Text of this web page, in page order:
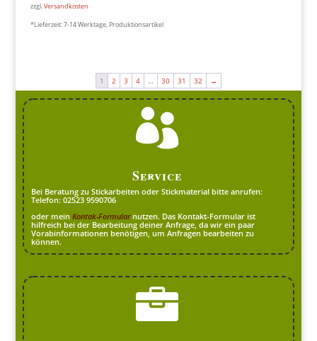
zzgl.Versandkosten
*Lieferzeit:7-14 Werktage, Produktionsartikel
1 2 3 4 … 30 31 32 →

Service
Bei Beratung zu Stickarbeiten oder Stickmaterial bitte anrufen:
Telefon: 02523 9590706
oder meinKontak-Formularnutzen. Das Kontakt-Formular ist
hilfreich bei der Bearbeitung deiner Anfrage, da wir ein paar
Vorabinformationen benötigen, um Anfragen bearbeiten zu
können.
